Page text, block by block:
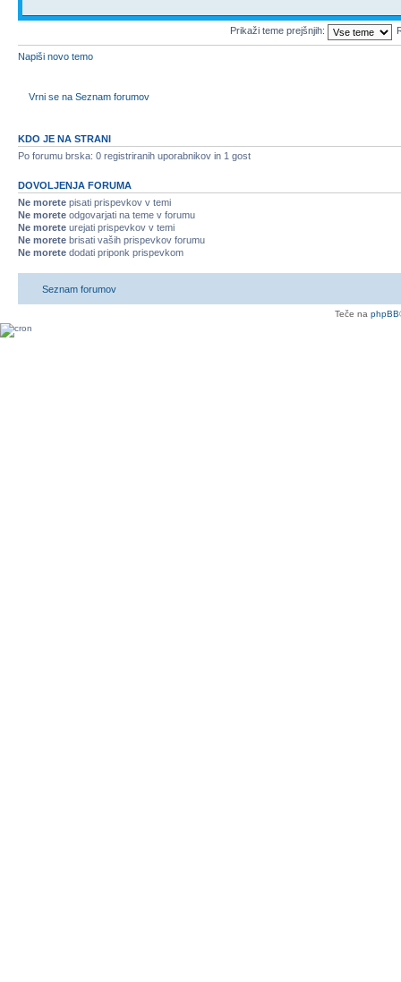
Prikaži teme prejšnjih:
Napiši novo temo
Vrni se na Seznam forumov
KDO JE NA STRANI
Po forumu brska: 0 registriranih uporabnikov in 1 gost
DOVOLJENJA FORUMA
Ne morete pisati prispevkov v temi
Ne morete odgovarjati na teme v forumu
Ne morete urejati prispevkov v temi
Ne morete brisati vaših prispevkov forumu
Ne morete dodati priponk prispevkom
Seznam forumov
Teče na phpBB